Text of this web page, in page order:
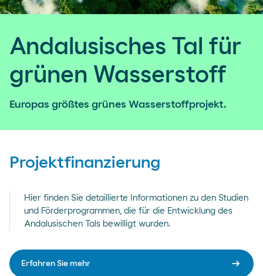
Andalusisches Tal für
grünen Wasserstoff
Europas größtes grünes Wasserstoffprojekt.
Projektfinanzierung
Hier finden Sie detaillierte Informationen zu den Studien
und Förderprogrammen, die für die Entwicklung des
Andalusischen Tals bewilligt wurden.
Erfahren Sie mehr arrow_right_alt